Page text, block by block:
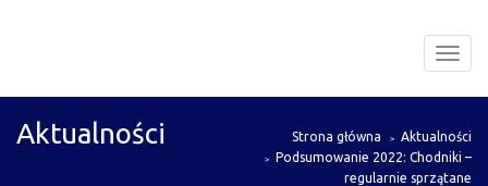
Miasta
Aktualności Strona główna
Aktualności
Podsumowanie 2022: Chodniki –
regularnie sprzątane